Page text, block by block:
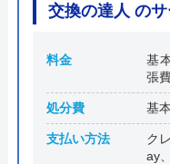
交換の達人 の
料金
基
張
処分費 基
支払い方法
ク
ay